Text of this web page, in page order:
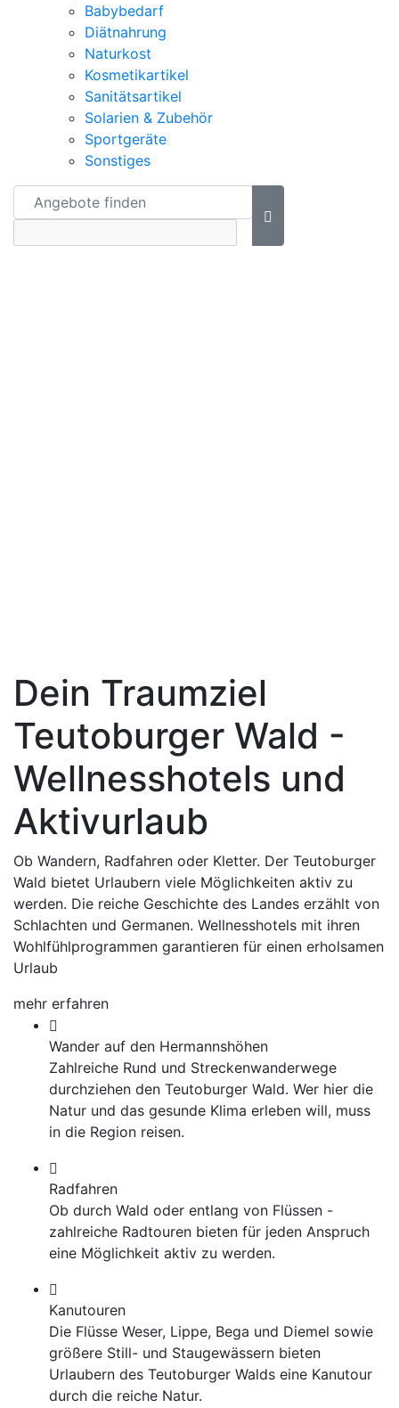
Babybedarf
Diätnahrung
Naturkost
Kosmetikartikel
Sanitätsartikel
Solarien & Zubehör
Sportgeräte
Sonstiges
Dein Traumziel
Teutoburger Wald -
Wellnesshotels und
Aktivurlaub
Ob Wandern, Radfahren oder Kletter. Der Teutoburger
Wald bietet Urlaubern viele Möglichkeiten aktiv zu
werden. Die reiche Geschichte des Landes erzählt von
Schlachten und Germanen. Wellnesshotels mit ihren
Wohlfühlprogrammen garantieren für einen erholsamen
Urlaub
mehr erfahren
Wander auf den Hermannshöhen
Zahlreiche Rund und Streckenwanderwege
durchziehen den Teutoburger Wald. Wer hier die
Natur und das gesunde Klima erleben will, muss
in die Region reisen.
Radfahren
Ob durch Wald oder entlang von Flüssen -
zahlreiche Radtouren bieten für jeden Anspruch
eine Möglichkeit aktiv zu werden.
Kanutouren
Die Flüsse Weser, Lippe, Bega und Diemel sowie
größere Still- und Staugewässern bieten
Urlaubern des Teutoburger Walds eine Kanutour
durch die reiche Natur.